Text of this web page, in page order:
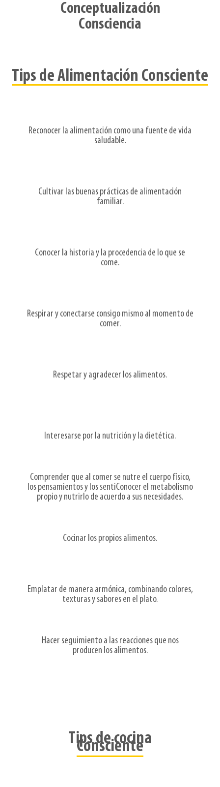
Conceptualización
Consciencia
Tips de Alimentación Consciente
Reconocer la alimentación como una fuente de vida
saludable.
Cultivar las buenas prácticas de alimentación
familiar.
Conocer la historia y la procedencia de lo que se
come.
Respirar y conectarse consigo mismo al momento de
comer.
Respetar y agradecer los alimentos.
Interesarse por la nutrición y la dietética.
Comprender que al comer se nutre el cuerpo físico,
los pensamientos y los sentiConocer el metabolismo
propio y nutrirlo de acuerdo a sus necesidades.
Cocinar los propios alimentos.
Emplatar de manera armónica, combinando colores,
texturas y sabores en el plato.
Hacer seguimiento a las reacciones que nos
producen los alimentos.
Tips de cocina
Consciente